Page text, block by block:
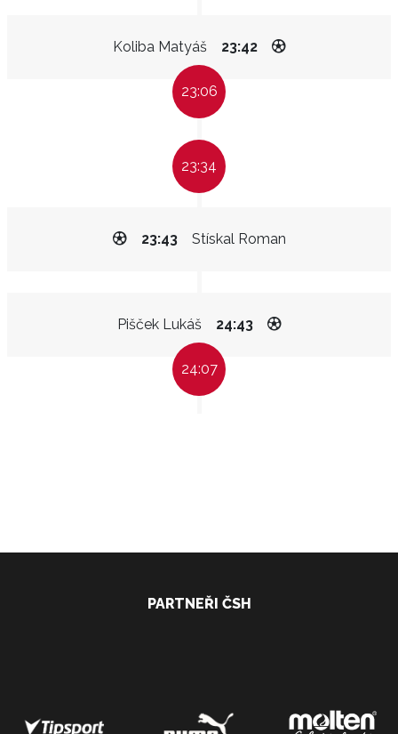
Koliba Matyáš 23:42
23:06
23:34
Stískal Roman
23:43
Pišček Lukáš 24:43
24:07
PARTNEŘI ČSH